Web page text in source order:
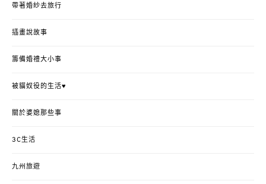
帶著婚紗去旅行
插畫說故事
籌備婚禮大小事
被貓奴役的生活♥
關於婆媳那些事
3C生活
九州旅遊